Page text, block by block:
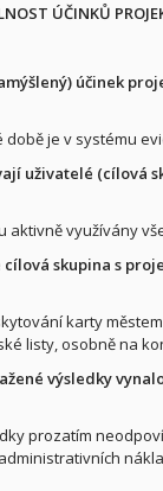
ÚČINKŮ
účinek
době je v systému
uživatelé (cílová
aktivně využívány
cílová skupina s
karty
listy, osobně na
výsledky
prozatím